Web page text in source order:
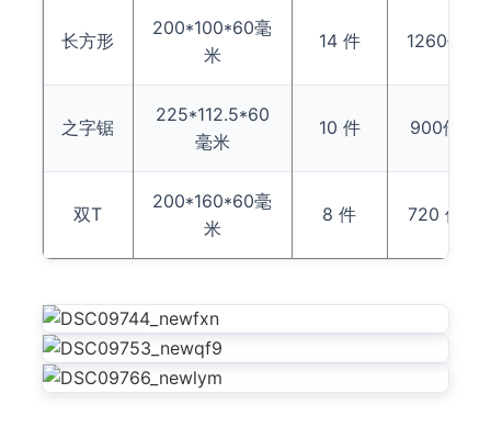
长方形
200*100*60毫
米
14 件 1260件
之字锯
225*112.5*60
毫米
10 件 900件
双T
200*160*60毫
米
8 件 720 件